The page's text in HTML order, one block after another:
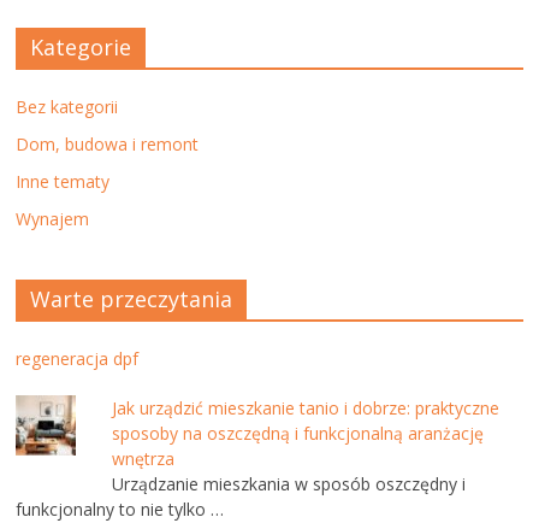
Kategorie
Bez kategorii
Dom, budowa i remont
Inne tematy
Wynajem
Warte przeczytania
regeneracja dpf
Jak urządzić mieszkanie tanio i dobrze: praktyczne
sposoby na oszczędną i funkcjonalną aranżację
wnętrza
Urządzanie mieszkania w sposób oszczędny i
funkcjonalny to nie tylko …